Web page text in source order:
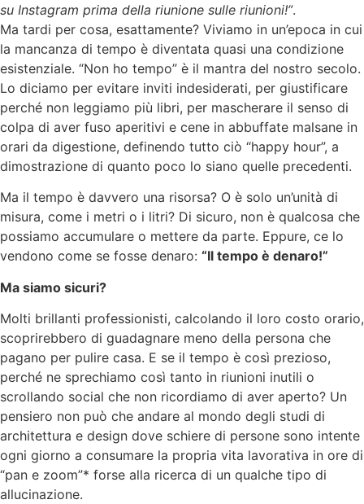
su Instagram prima della riunione sulle riunioni!”.
Ma tardi per cosa, esattamente? Viviamo in un’epoca in cui
la mancanza di tempo è diventata quasi una condizione
esistenziale. “Non ho tempo” è il mantra del nostro secolo.
Lo diciamo per evitare inviti indesiderati, per giustificare
perché non leggiamo più libri, per mascherare il senso di
colpa di aver fuso aperitivi e cene in abbuffate malsane in
orari da digestione, definendo tutto ciò “happy hour”, a
dimostrazione di quanto poco lo siano quelle precedenti.
Ma il tempo è davvero una risorsa? O è solo un’unità di
misura, come i metri o i litri? Di sicuro, non è qualcosa che
possiamo accumulare o mettere da parte. Eppure, ce lo
vendono come se fosse denaro: “Il tempo è denaro!”
Ma siamo sicuri?
Molti brillanti professionisti, calcolando il loro costo orario,
scoprirebbero di guadagnare meno della persona che
pagano per pulire casa. E se il tempo è così prezioso,
perché ne sprechiamo così tanto in riunioni inutili o
scrollando social che non ricordiamo di aver aperto? Un
pensiero non può che andare al mondo degli studi di
architettura e design dove schiere di persone sono intente
ogni giorno a consumare la propria vita lavorativa in ore di
“pan e zoom”* forse alla ricerca di un qualche tipo di
allucinazione.